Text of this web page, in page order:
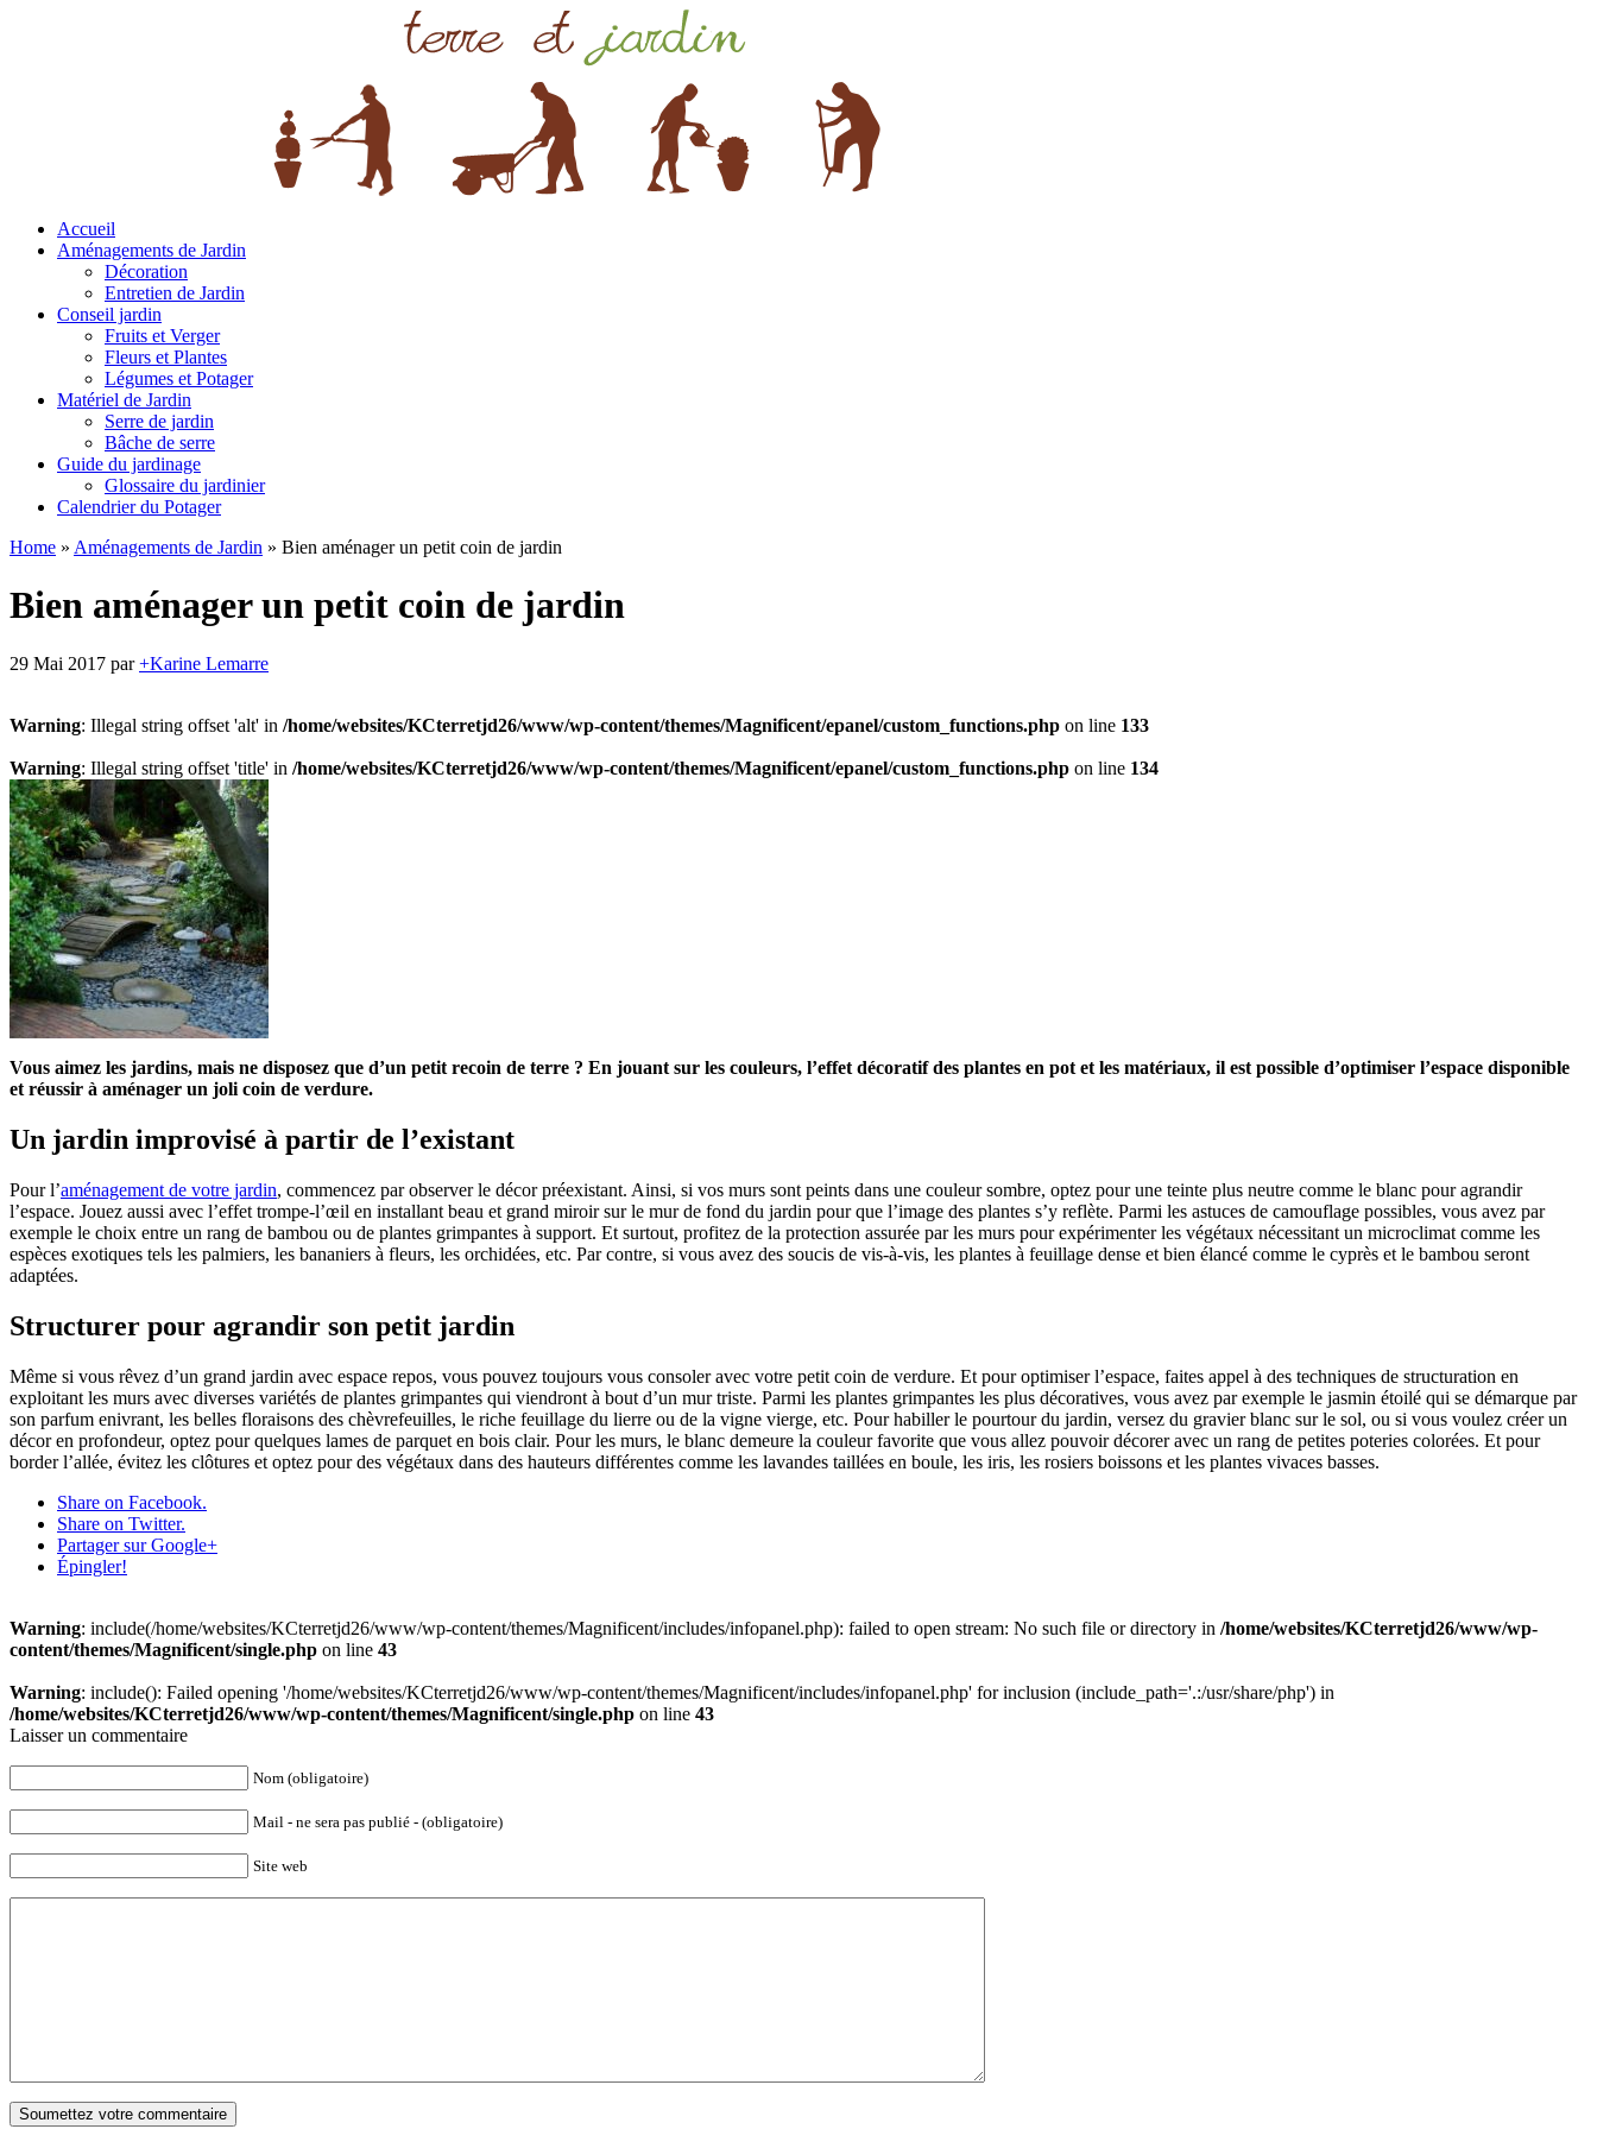
Accueil
Aménagements de Jardin
Décoration
Entretien de Jardin
Conseil jardin
Fruits et Verger
Fleurs et Plantes
Légumes et Potager
Matériel de Jardin
Serre de jardin
Bâche de serre
Guide du jardinage
Glossaire du jardinier
Calendrier du Potager
Home » Aménagements de Jardin » Bien aménager un petit coin de jardin
Bien aménager un petit coin de jardin
29 Mai 2017 par +Karine Lemarre
Warning: Illegal string offset 'alt' in /home/websites/KCterretjd26/www/wp-content/themes/Magnificent/epanel/custom_functions.php on line 133
Warning: Illegal string offset 'title' in /home/websites/KCterretjd26/www/wp-content/themes/Magnificent/epanel/custom_functions.php on line 134
Vous aimez les jardins, mais ne disposez que d’un petit recoin de terre ? En jouant sur les couleurs, l’effet décoratif des plantes en pot et les matériaux, il est possible d’optimiser l’espace disponible
et réussir à aménager un joli coin de verdure.
Un jardin improvisé à partir de l’existant
Pour l’aménagement de votre jardin, commencez par observer le décor préexistant. Ainsi, si vos murs sont peints dans une couleur sombre, optez pour une teinte plus neutre comme le blanc pour agrandir
l’espace. Jouez aussi avec l’effet trompe-l’œil en installant beau et grand miroir sur le mur de fond du jardin pour que l’image des plantes s’y reflète. Parmi les astuces de camouflage possibles, vous avez par
exemple le choix entre un rang de bambou ou de plantes grimpantes à support. Et surtout, profitez de la protection assurée par les murs pour expérimenter les végétaux nécessitant un microclimat comme les
espèces exotiques tels les palmiers, les bananiers à fleurs, les orchidées, etc. Par contre, si vous avez des soucis de vis-à-vis, les plantes à feuillage dense et bien élancé comme le cyprès et le bambou seront
adaptées.
Structurer pour agrandir son petit jardin
Même si vous rêvez d’un grand jardin avec espace repos, vous pouvez toujours vous consoler avec votre petit coin de verdure. Et pour optimiser l’espace, faites appel à des techniques de structuration en
exploitant les murs avec diverses variétés de plantes grimpantes qui viendront à bout d’un mur triste. Parmi les plantes grimpantes les plus décoratives, vous avez par exemple le jasmin étoilé qui se démarque par
son parfum enivrant, les belles floraisons des chèvrefeuilles, le riche feuillage du lierre ou de la vigne vierge, etc. Pour habiller le pourtour du jardin, versez du gravier blanc sur le sol, ou si vous voulez créer un
décor en profondeur, optez pour quelques lames de parquet en bois clair. Pour les murs, le blanc demeure la couleur favorite que vous allez pouvoir décorer avec un rang de petites poteries colorées. Et pour
border l’allée, évitez les clôtures et optez pour des végétaux dans des hauteurs différentes comme les lavandes taillées en boule, les iris, les rosiers boissons et les plantes vivaces basses.
Share on Facebook.
Share on Twitter.
Partager sur Google+
Épingler!
Warning: include(/home/websites/KCterretjd26/www/wp-content/themes/Magnificent/includes/infopanel.php): failed to open stream: No such file or directory in /home/websites/KCterretjd26/www/wp-
content/themes/Magnificent/single.php on line 43
Warning: include(): Failed opening '/home/websites/KCterretjd26/www/wp-content/themes/Magnificent/includes/infopanel.php' for inclusion (include_path='.:/usr/share/php') in
/home/websites/KCterretjd26/www/wp-content/themes/Magnificent/single.php on line 43
Laisser un commentaire
Nom (obligatoire)
Mail - ne sera pas publié - (obligatoire)
Site web